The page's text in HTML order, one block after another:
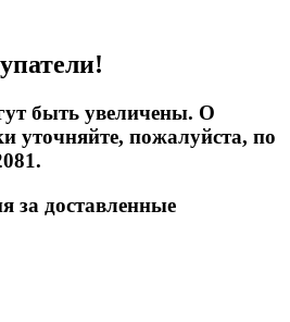
быть увеличены. О
уточняйте, пожалуйста, по
за доставленные